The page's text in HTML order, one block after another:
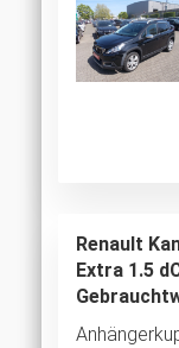
Renault
Extra 1.5